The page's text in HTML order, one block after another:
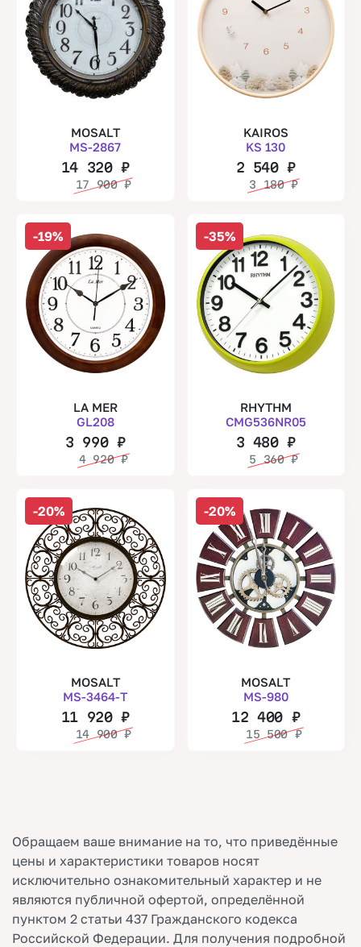
MOSALT
MS-2867
14 320₽
17 900₽
KAIROS
KS 130
2 540₽
3 180₽
-19%
LA MER
GL208
3 990 ₽
4 920₽
-35%
RHYTHM
CMG536NR05
3 480₽
5 360₽
-20%
MOSALT
MS-3464-T
11 920₽
14 900₽
-20%
MOSALT
MS-980
12 400 ₽
15 500₽
Обращаем ваше внимание на то, что приведённые
цены и характеристики товаров носят
исключительно ознакомительный характер и не
являются публичной офертой, определённой
пунктом 2 статьи 437 Гражданского кодекса
Российской Федерации. Для получения подробной